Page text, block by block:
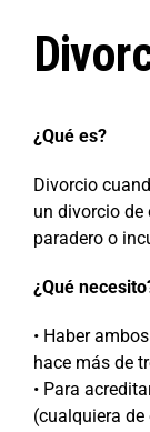
¿Qué es?
Divorcio
un divorcio de
paradero o
¿Qué
• Haber
hace más de
• Para
(cualquiera de